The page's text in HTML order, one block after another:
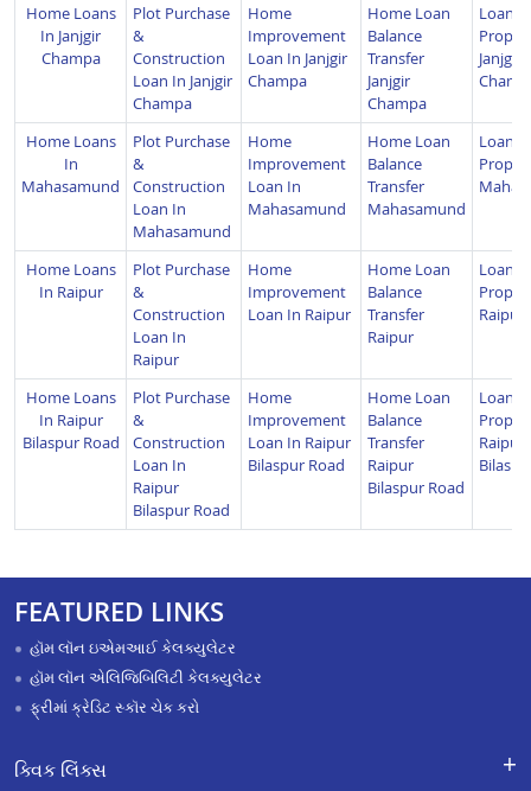
Home Loans
In Janjgir
Champa
Plot Purchase
&
Construction
Loan In Janjgir
Champa
Home
Improvement
Loan In Janjgir
Champa
Home Loan
Balance
Transfer
Janjgir
Champa
Loan
Janjgir
Home Loans
In
Mahasamund
Plot Purchase
&
Construction
Loan In
Mahasamund
Home
Improvement
Loan In
Mahasamund
Home Loan
Balance
Transfer
Mahasamund
Loan
Home Loans
In Raipur
Plot Purchase
&
Construction
Loan In
Raipur
Home
Improvement
Loan In Raipur
Home Loan
Balance
Transfer
Raipur
Loan
Raipur
Home Loans
In Raipur
Bilaspur Road
Plot Purchase
&
Construction
Loan In
Raipur
Bilaspur Road
Home
Improvement
Loan In Raipur
Bilaspur Road
Home Loan
Balance
Transfer
Raipur
Bilaspur Road
Loan
Raipur
FEATURED LINKS
હૉમ લૉન ઇએમઆઈ કેલક્યુલેટર
હૉમ લૉન એલિજિબિલિટી કેલક્યુલેટર
ફ્રીમાં ક્રેડિટ સ્કૉર ચેક કરો
ક્વિક લિંક્સ